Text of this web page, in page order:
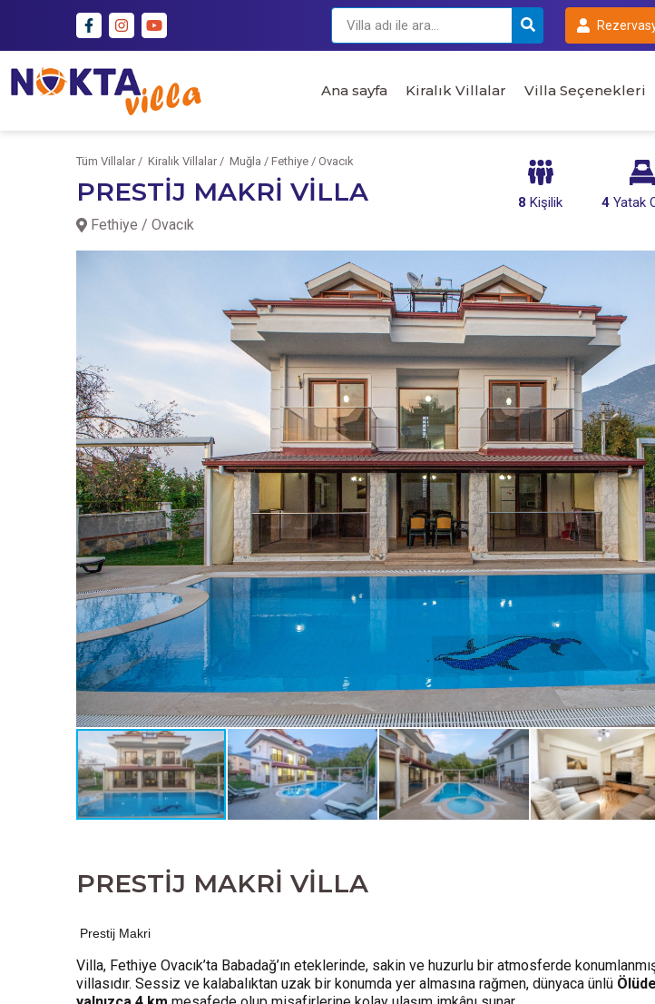
Ana sayfa Kiralık Villalar Villa Seçenekleri
Tüm Villalar / Kiralık Villalar / Muğla / Fethiye / Ovacık
PRESTİJ MAKRİ VİLLA
Fethiye / Ovacık
8 Kişilik 4Yatak
PRESTİJ MAKRİ VİLLA
Prestij Makri
Villa, Fethiye Ovacık’ta Babadağ’ın eteklerinde, sakin ve huzurlu bir atmosferde
villasıdır. Sessiz ve kalabalıktan uzak bir konumda yer almasına rağmen, dünyaca ünlü